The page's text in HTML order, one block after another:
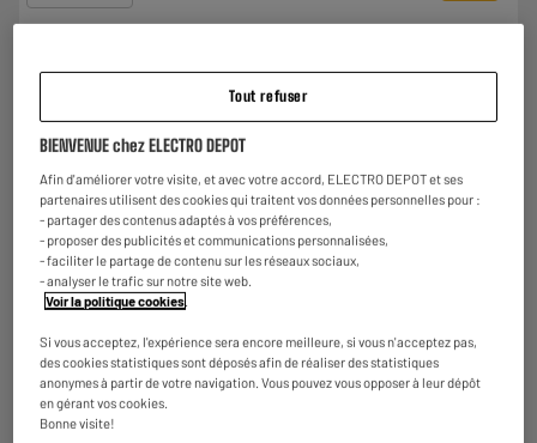
★★★★★
★★★★★
Comparer
Cuve supplémentaire cookeo anti-adhésive XA60
MOULINEX
Type : cuve pour cookéo
Nombre de personnes : 6
Nombre de recettes : 0
Tout refuser
BIENVENUE chez ELECTRO DEPOT
Afin d'améliorer votre visite, et avec votre accord, ELECTRO DEPOT et ses
partenaires utilisent des cookies qui traitent vos données personnelles pour :
- partager des contenus adaptés à vos préférences,
- proposer des publicités et communications personnalisées,
- faciliter le partage de contenu sur les réseaux sociaux,
- analyser le trafic sur notre site web.
Voir la politique cookies.
Si vous acceptez, l'expérience sera encore meilleure, si vous n'acceptez pas,
des cookies statistiques sont déposés afin de réaliser des statistiques
anonymes à partir de votre navigation. Vous pouvez vous opposer à leur dépôt
en gérant vos cookies.
Bonne visite!